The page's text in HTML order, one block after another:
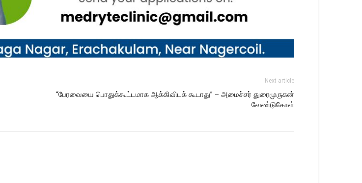
Next article
“பேரவையை பொதுக்கூட்டமாக ஆக்கிவிடக் கூடாது” – அமைச்சர் துரைமுருகன்
வேண்டுகோள்